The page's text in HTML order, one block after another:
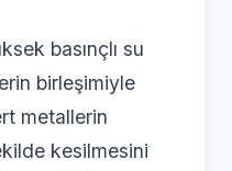
basınçlı su
birleşimiyle
metallerin
kesilmesini